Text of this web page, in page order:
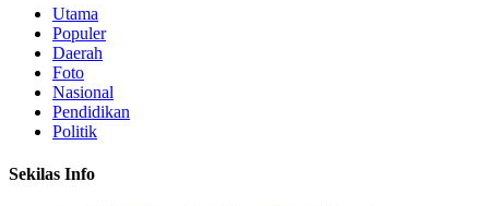
Utama
Populer
Daerah
Foto
Nasional
Pendidikan
Politik
Sekilas Info